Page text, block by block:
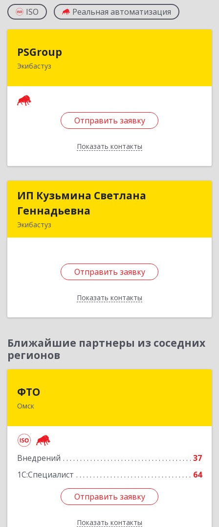
ISO Реальная автоматизация
PSGroup
Экибастуз
Отправить заявку
Показать контакты
КАЗАХСТАН, 141200, Павлодарская обл.,
Отправить заявку
Назад
ИП Кузьмина Светлана
Геннадьевна
Экибастуз
Отправить заявку
Показать контакты
ИП Кузьмина Светлана
Назад
Ближайшие партнеры из соседних
регионов
ФТО
Омск
Внедрений
37
1С:Специалист
64
Отправить заявку
Показать контакты
644042, Омская обл, Омск г, Карла Маркса пр-
Отправить заявку
Назад